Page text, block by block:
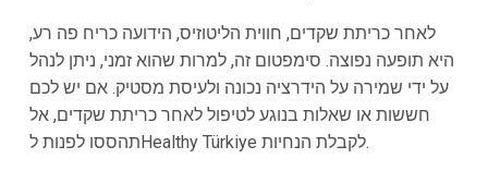
לאחר כריתת שקדים, חווית הליטוזיס, הידועה כריח פה רע,
היא תופעה נפוצה. סימפטום זה, למרות שהוא זמני, ניתן לנהל
על ידי שמירה על הידרציה נכונה ולעיסת מסטיק. אם יש לכם
חששות או שאלות בנוגע לטיפול לאחר כריתת שקדים, אל
תהססו לפנות לHealthy Türkiye לקבלת הנחיות.